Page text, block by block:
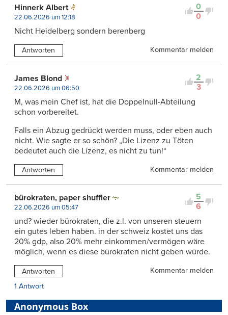
0
0
Hinnerk Albert
22.06.2026 um 12:18
Nicht Heidelberg sondern berenberg
Antworten Kommentar melden
2
3
James Blond
22.06.2026 um 06:50
M, was mein Chef ist, hat die Doppelnull-Abteilung
schon vorbereitet.
Falls ein Abzug gedrückt werden muss, oder eben auch
nicht. Wie sagte er so schön? „Die Lizenz zu Töten
bedeutet auch die Lizenz, es nicht zu tun!“
Antworten Kommentar melden
5
6
bürokraten, paper shuffler
22.06.2026 um 05:47
und? wieder bürokraten, die z.l. von unseren steuern
ein gutes leben haben. in der schweiz kostet uns das
20% gdp, also 20% mehr einkommen/vermögen wäre
möglich, wenn es diese bürokraten nicht geben würde.
Antworten
Kommentar melden
1 Antwort
Anonymous Box